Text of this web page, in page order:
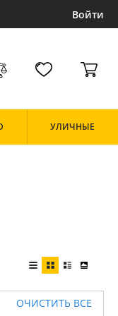
Войти
УЛИЧНЫЕ
ОЧИСТИТЬ ВСЕ